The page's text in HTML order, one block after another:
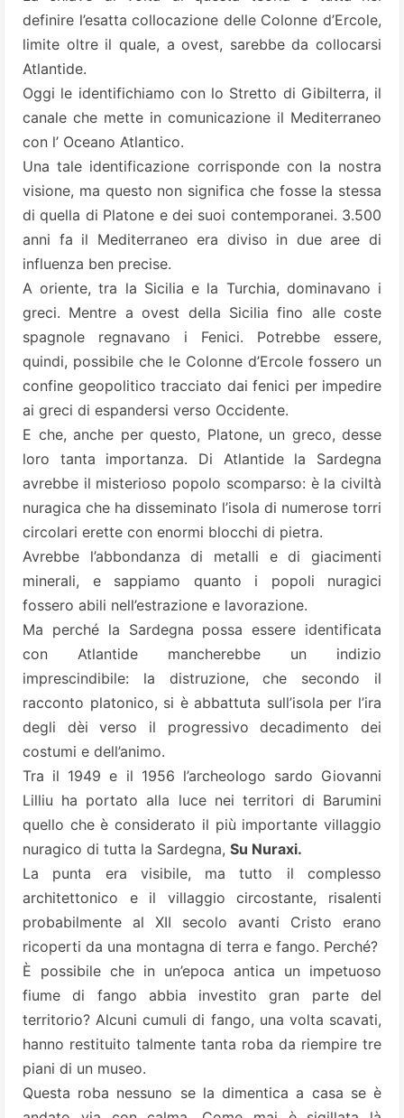
definire l’esatta collocazione delle Colonne d’Ercole,
limite oltre il quale, a ovest, sarebbe da collocarsi
Atlantide.
Oggi le identifichiamo con lo Stretto di Gibilterra, il
canale che mette in comunicazione il Mediterraneo
con l’ Oceano Atlantico.
Una tale identificazione corrisponde con la nostra
visione, ma questo non significa che fosse la stessa
di quella di Platone e dei suoi contemporanei. 3.500
anni fa il Mediterraneo era diviso in due aree di
influenza ben precise.
A oriente, tra la Sicilia e la Turchia, dominavano i
greci. Mentre a ovest della Sicilia fino alle coste
spagnole regnavano i Fenici. Potrebbe essere,
quindi, possibile che le Colonne d’Ercole fossero un
confine geopolitico tracciato dai fenici per impedire
ai greci di espandersi verso Occidente.
E che, anche per questo, Platone, un greco, desse
loro tanta importanza. Di Atlantide la Sardegna
avrebbe il misterioso popolo scomparso: è la civiltà
nuragica che ha disseminato l’isola di numerose torri
circolari erette con enormi blocchi di pietra.
Avrebbe l’abbondanza di metalli e di giacimenti
minerali, e sappiamo quanto i popoli nuragici
fossero abili nell’estrazione e lavorazione.
Ma perché la Sardegna possa essere identificata
con Atlantide mancherebbe un indizio
imprescindibile: la distruzione, che secondo il
racconto platonico, si è abbattuta sull’isola per l’ira
degli dèi verso il progressivo decadimento dei
costumi e dell’animo.
Tra il 1949 e il 1956 l’archeologo sardo Giovanni
Lilliu ha portato alla luce nei territori di Barumini
quello che è considerato il più importante villaggio
nuragico di tutta la Sardegna, Su Nuraxi.
La punta era visibile, ma tutto il complesso
architettonico e il villaggio circostante, risalenti
probabilmente al XII secolo avanti Cristo erano
ricoperti da una montagna di terra e fango. Perché?
È possibile che in un’epoca antica un impetuoso
fiume di fango abbia investito gran parte del
territorio? Alcuni cumuli di fango, una volta scavati,
hanno restituito talmente tanta roba da riempire tre
piani di un museo.
Questa roba nessuno se la dimentica a casa se è